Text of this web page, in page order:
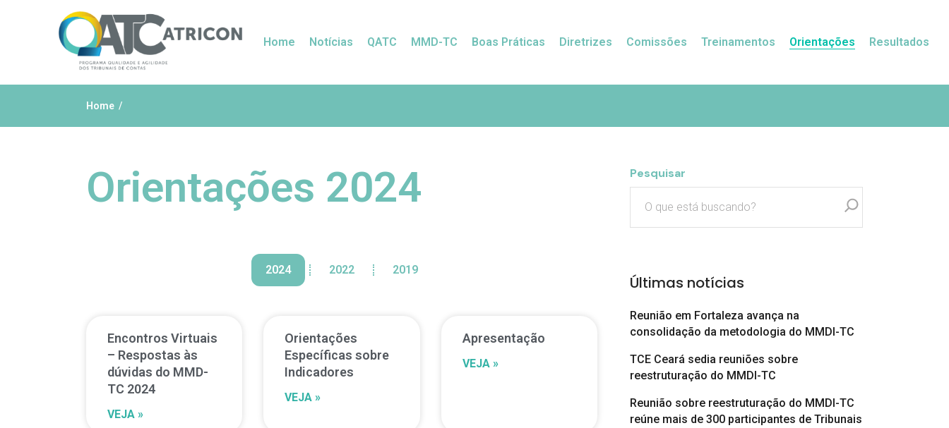
Home Notícias QATC MMD-TC Boas Práticas Diretrizes Comissões Treinamentos Orientações Resultados
Home
Orientações 2024
2024 2022 2019
Encontros Virtuais
– Respostas às
dúvidas do MMD-
TC 2024
VEJA »
Orientações
Específicas sobre
Indicadores
VEJA »
Apresentação
VEJA »
Pesquisar
Últimas notícias
Reunião em Fortaleza avança na
consolidação da metodologia do MMDI-TC
TCE Ceará sedia reuniões sobre
reestruturação do MMDI-TC
Reunião sobre reestruturação do MMDI-TC
reúne mais de 300 participantes de Tribunais